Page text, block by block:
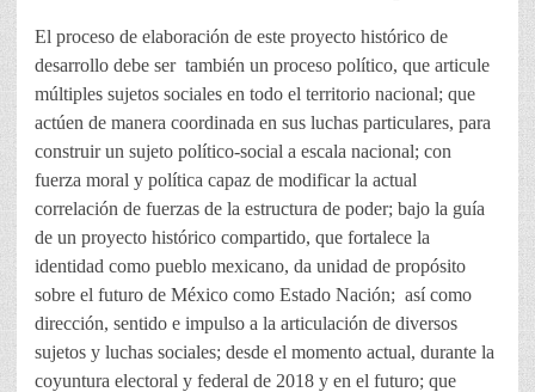
El proceso de elaboración de este proyecto histórico de
desarrollo debe ser también un proceso político, que articule
múltiples sujetos sociales en todo el territorio nacional; que
actúen de manera coordinada en sus luchas particulares, para
construir un sujeto político-social a escala nacional; con
fuerza moral y política capaz de modificar la actual
correlación de fuerzas de la estructura de poder; bajo la guía
de un proyecto histórico compartido, que fortalece la
identidad como pueblo mexicano, da unidad de propósito
sobre el futuro de México como Estado Nación; así como
dirección, sentido e impulso a la articulación de diversos
sujetos y luchas sociales; desde el momento actual, durante la
coyuntura electoral y federal de 2018 y en el futuro; que